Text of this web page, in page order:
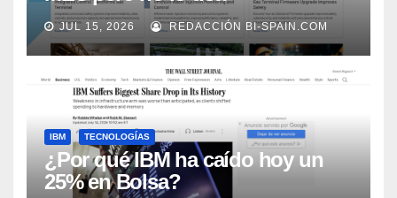
adecuadamente, según Rockwell
Automation
JUL 15, 2026 REDACCIÓN BI-SPAIN.COM
IBM TECNOLOGÍAS
¿Por qué IBM ha caído hoy un
25% en Bolsa?